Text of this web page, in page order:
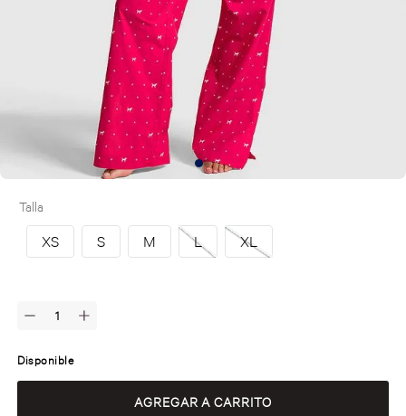
Talla
XS S M L XL
Disponible